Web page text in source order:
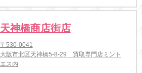
天神橋商店街店
〒530-0041
大阪市北区天神橋5-8-29 買取専門店ミント
エス内